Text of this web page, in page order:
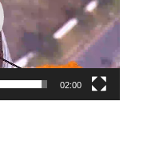
02:00